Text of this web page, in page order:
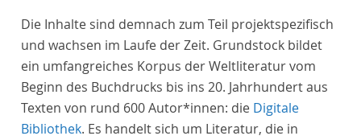
Die Inhalte sind demnach zum Teil projektspezifisch
und wachsen im Laufe der Zeit. Grundstock bildet
ein umfangreiches Korpus der Weltliteratur vom
Beginn des Buchdrucks bis ins 20. Jahrhundert aus
Texten von rund 600 Autor*innen: die Digitale
Bibliothek. Es handelt sich um Literatur, die in